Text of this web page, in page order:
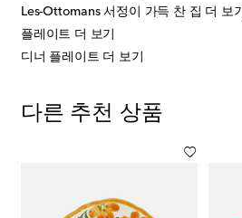
Les-Ottomans 서정이 가득 찬 집 더 보기
플레이트 더 보기
디너 플레이트 더 보기
다른 추천 상품